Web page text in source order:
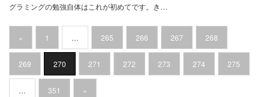
グラミングの勉強自体はこれが初めてです。き…
« 1 … 265 266 267 268
269 270 271 272 273 274 275
… 351 »